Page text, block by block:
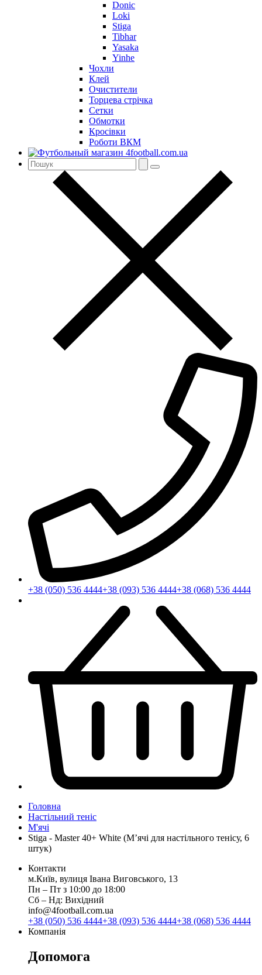
Donic
Loki
Stiga
Tibhar
Yasaka
Yinhe
Чохли
Клей
Очистители
Торцева стрічка
Сетки
Обмотки
Кросівки
Роботи ВКМ
+38 (050) 536 4444+38 (093) 536 4444+38 (068) 536 4444
Головна
Настільний теніс
М'ячі
Stiga - Master 40+ White (М’ячі для настільного тенісу, 6
штук)
Контакти
м.Київ, вулиця Івана Виговського, 13
Пн ‒ Пт з 10:00 до 18:00
Сб ‒ Нд: Вихідний
info@4football.com.ua
+38 (050) 536 4444+38 (093) 536 4444+38 (068) 536 4444
Компанія
Допомога